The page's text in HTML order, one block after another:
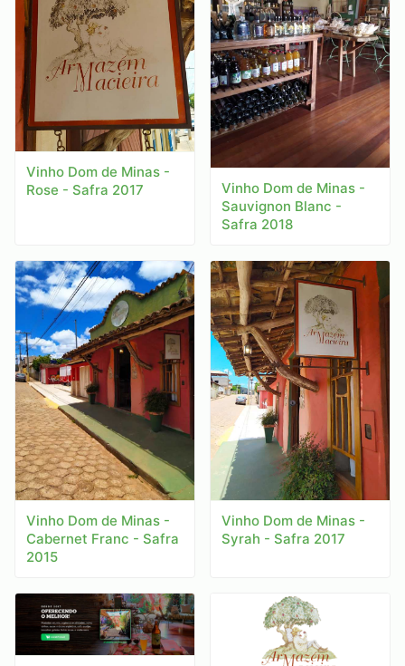
Vinho Dom de Minas -
Rose - Safra 2017
Vinho Dom de Minas -
Sauvignon Blanc -
Safra 2018
Vinho Dom de Minas -
Cabernet Franc - Safra
2015
Vinho Dom de Minas -
Syrah - Safra 2017